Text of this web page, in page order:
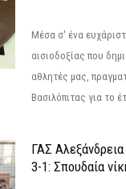
Μέσα σ' ένα
αισιοδοξίας που
αθλητές μας,
Βασιλόπιτας για το
ΓΑΣ
3-1: Σπουδαία